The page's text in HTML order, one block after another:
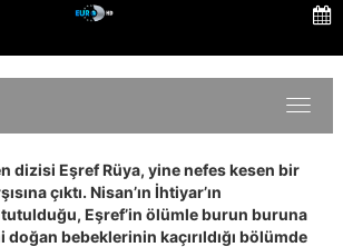
dizisi Eşref Rüya, yine nefes kesen bir
çıktı. Nisan’ın İhtiyar’ın
Eşref’in ölümle burun buruna
bebeklerinin kaçırıldığı bölümde